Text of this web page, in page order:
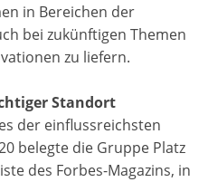
in Bereichen der
bei zukünftigen Themen
zu liefern.
Standort
der einflussreichsten
belegte die Gruppe Platz
des Forbes-Magazins, in